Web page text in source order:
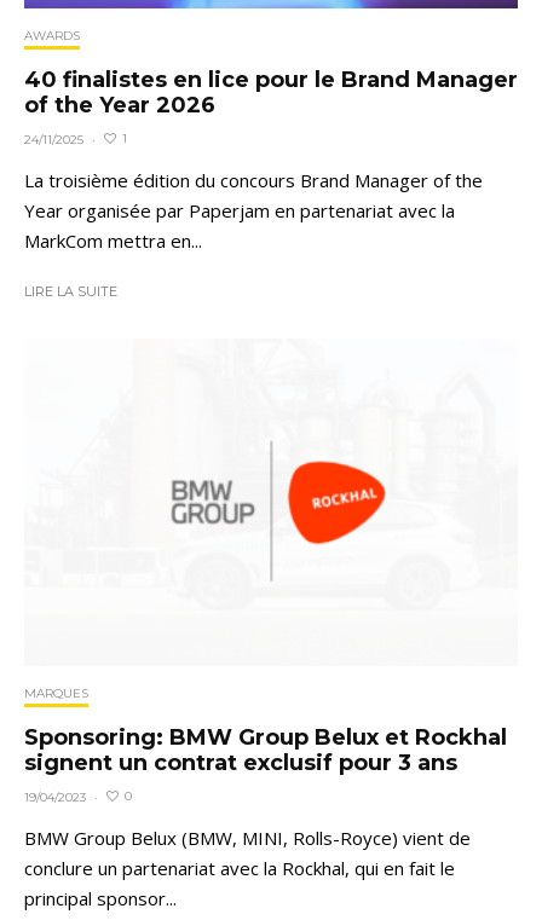
AWARDS
40 finalistes en lice pour le Brand Manager
of the Year 2026
24/11/2025 · 1
La troisième édition du concours Brand Manager of the
Year organisée par Paperjam en partenariat avec la
MarkCom mettra en...
LIRE LA SUITE
MARQUES
Sponsoring: BMW Group Belux et Rockhal
signent un contrat exclusif pour 3 ans
19/04/2023 · 0
BMW Group Belux (BMW, MINI, Rolls-Royce) vient de
conclure un partenariat avec la Rockhal, qui en fait le
principal sponsor...